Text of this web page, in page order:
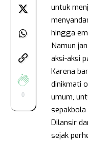
0
untuk
hingga
Namun
aksi-aksi
Karena
dinikmati
umum,
Dilansir
sejak